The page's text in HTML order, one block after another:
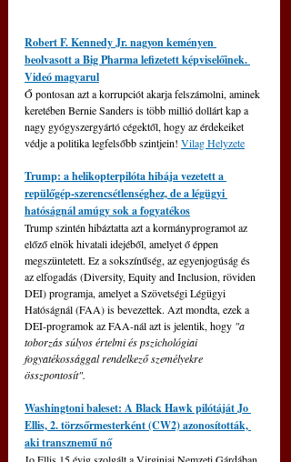
Robert F. Kennedy Jr. nagyon keményen
beolvasott a Big Pharma lefizetett képviselőinek.
Videó magyarul
Ő pontosan azt a korrupciót akarja felszámolni, aminek
keretében Bernie Sanders is több millió dollárt kap a
nagy gyógyszergyártó cégektől, hogy az érdekeiket
védje a politika legfelsőbb szintjein! Vilag Helyzete
Trump: a helikopterpilóta hibája vezetett a
repülőgép-szerencsétlenséghez, de a légügyi
hatóságnál amúgy sok a fogyatékos
Trump szintén hibáztatta azt a kormányprogramot az
előző elnök hivatali idejéből, amelyet ő éppen
megszüntetett. Ez a sokszínűség, az egyenjogúság és
az elfogadás (Diversity, Equity and Inclusion, röviden
DEI) programja, amelyet a Szövetségi Légügyi
Hatóságnál (FAA) is bevezettek. Azt mondta, ezek a
DEI-programok az FAA-nál azt is jelentik, hogy "a
toborzás súlyos értelmi és pszichológiai
fogyatékossággal rendelkező személyekre
összpontosít".
Washingtoni baleset: A Black Hawk pilótáját Jo
Ellis, 2. törzsőrmesterként (CW2) azonosították,
aki transznemű nő